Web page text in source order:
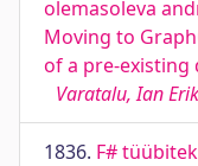
olemasoleva
Moving to
of a pre-existing
Varatalu, Ian Erik
1836. F#